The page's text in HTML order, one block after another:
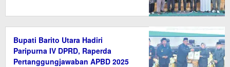
Bupati Barito Utara Hadiri
Paripurna IV DPRD, Raperda
Pertanggungjawaban APBD 2025